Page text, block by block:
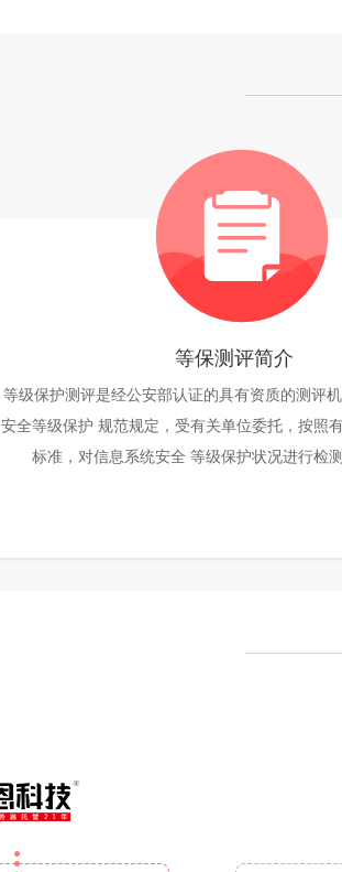
等保测评简介
等级保护测评是经公安部认证的具有资质的测评
安全等级保护 规范规定，受有关单位委托，按照
标准，对信息系统安全 等级保护状况进行检